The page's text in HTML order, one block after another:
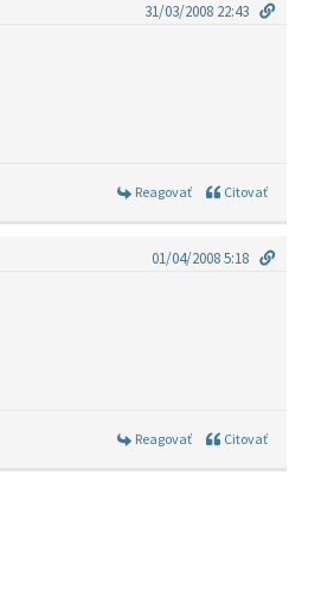
31/03/2008 22:43
Reagovať Citovať
01/04/2008 5:18
Reagovať Citovať